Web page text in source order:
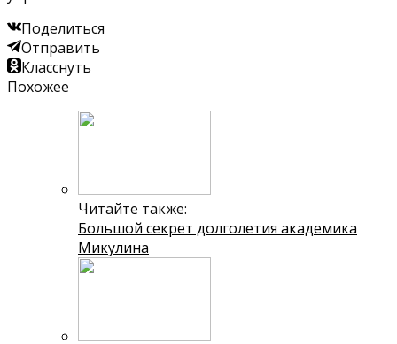
Поделиться
Отправить
Класснуть
Похожее
Читайте также:
Большой секрет долголетия академика
Микулина